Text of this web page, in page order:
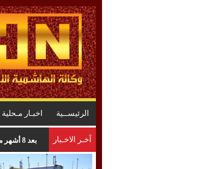
الرئيســية اخبـار مـحلية
آخـر الاخـبار بعد 8 أشهر من الانتظار .. فيفا يصرف مستحقات منتخب الأردن في كأس العرب